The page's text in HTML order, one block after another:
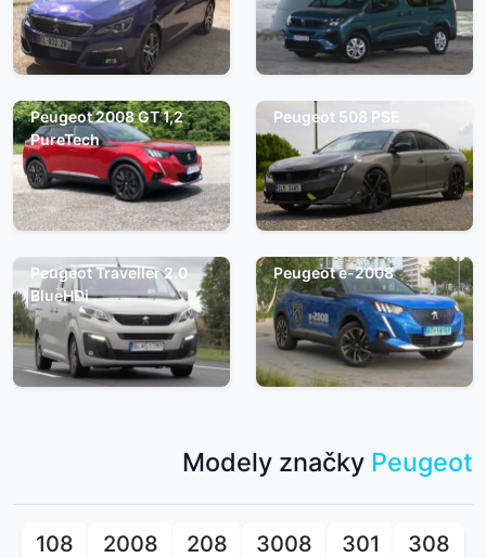
Peugeot 2008 GT 1,2
PureTech
Peugeot 508 PSE
Peugeot Traveller 2.0
BlueHDi
Peugeot e-2008
Modely značky Peugeot
108 2008 208 3008 301
308